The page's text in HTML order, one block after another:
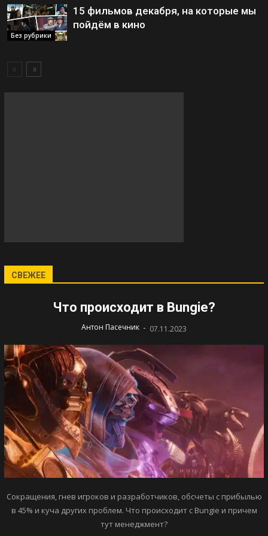
Без рубрики
15 фильмов декабря, на которые мы
пойдём в кино
СВЕЖЕЕ
Что происходит в Bungie?
Антон Пасечник - 07.11.2023
Сокращения, гнев игроков и разработчиков, обсчеты с прибылью
в 45% и куча других проблем. Что происходит с Bungie и причем
тут менеджмент?